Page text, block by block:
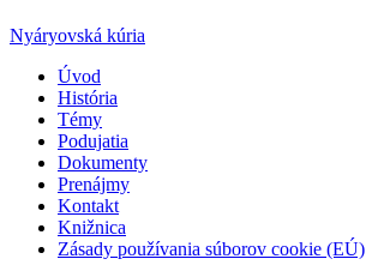
Nyáryovská kúria
Úvod
História
Témy
Podujatia
Dokumenty
Prenájmy
Kontakt
Knižnica
Zásady používania súborov cookie (EÚ)